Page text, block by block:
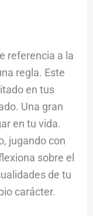
referencia a la
regla. Este
en tus
Una gran
en tu vida.
jugando con
sobre el
de tu
carácter.